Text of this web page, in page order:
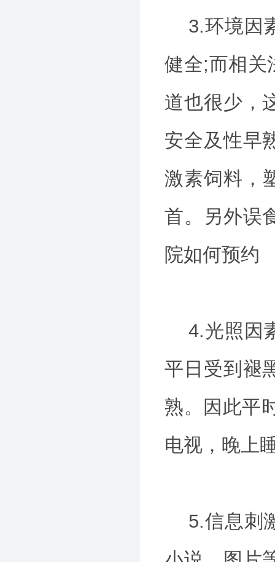
3.环境因
健全;而相关
道也很少，
安全及性早
激素饲料，
首。另外误
院如何预约
4.光照因
平日受到褪
熟。因此平
电视，晚上
5.信息刺